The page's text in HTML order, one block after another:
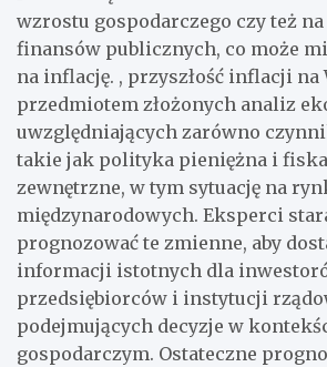
wzrostu gospodarczego czy też
finansów publicznych, co może
na inflację. , przyszłość inflacji na
przedmiotem złożonych analiz
uwzględniających zarówno
takie jak polityka pieniężna i
zewnętrzne, w tym sytuację na
międzynarodowych. Eksperci
prognozować te zmienne, aby
informacji istotnych dla
przedsiębiorców i instytucji
podejmujących decyzje w
gospodarczym. Ostateczne